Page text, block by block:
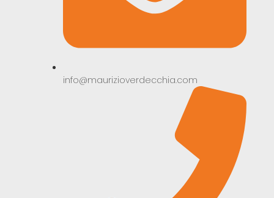
info@maurizioverdecchia.com